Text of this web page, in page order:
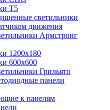
Т5
светильники
движения
Армстронг
1200х180
600х600
Грильято
панели
к панелям